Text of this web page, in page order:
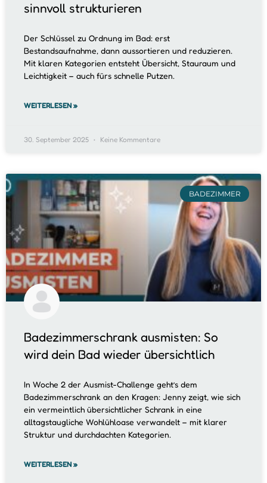
sinnvoll strukturieren
Der Schlüssel zu Ordnung im Bad: erst
Bestandsaufnahme, dann aussortieren und reduzieren.
Mit klaren Kategorien entsteht Übersicht, Stauraum und
Leichtigkeit – auch fürs schnelle Putzen.
WEITERLESEN »
30. September 2025 Keine Kommentare
BADEZIMMER
Badezimmerschrank ausmisten: So
wird dein Bad wieder übersichtlich
In Woche 2 der Ausmist-Challenge geht’s dem
Badezimmerschrank an den Kragen: Jenny zeigt, wie sich
ein vermeintlich übersichtlicher Schrank in eine
alltagstaugliche Wohlühloase verwandelt – mit klarer
Struktur und durchdachten Kategorien.
WEITERLESEN »